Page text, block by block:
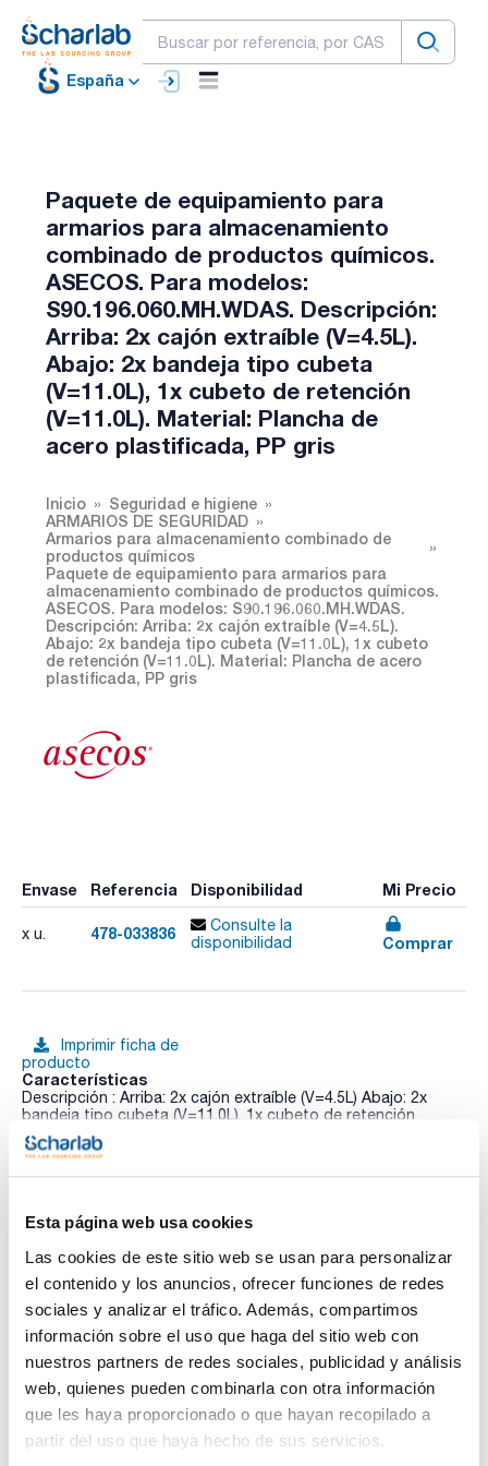
Esta página web usa cookies
Las cookies de este sitio web se usan para personalizar
el contenido y los anuncios, ofrecer funciones de redes
sociales y analizar el tráfico. Además, compartimos
información sobre el uso que haga del sitio web con
nuestros partners de redes sociales, publicidad y análisis
web, quienes pueden combinarla con otra información
que les haya proporcionado o que hayan recopilado a
partir del uso que haya hecho de sus servicios.
España
Paquete de equipamiento para
armarios para almacenamiento
combinado de productos químicos.
ASECOS. Para modelos:
S90.196.060.MH.WDAS. Descripción:
Arriba: 2x cajón extraíble (V=4.5L).
Abajo: 2x bandeja tipo cubeta
(V=11.0L), 1x cubeto de retención
(V=11.0L). Material: Plancha de
acero plastificada, PP gris
Inicio
Seguridad e higiene
ARMARIOS DE SEGURIDAD
Armarios para almacenamiento combinado de
productos químicos
Paquete de equipamiento para armarios para
almacenamiento combinado de productos químicos.
ASECOS. Para modelos: S90.196.060.MH.WDAS.
Descripción: Arriba: 2x cajón extraíble (V=4.5L).
Abajo: 2x bandeja tipo cubeta (V=11.0L), 1x cubeto
de retención (V=11.0L). Material: Plancha de acero
plastificada, PP gris
Envase Referencia Disponibilidad Mi Precio
x u. 478-033836
Consulte la
disponibilidad
Comprar
Imprimir ficha de
producto
Características
Descripción : Arriba: 2x cajón extraíble (V=4.5L) Abajo: 2x
bandeja tipo cubeta (V=11.0L), 1x cubeto de retención
(V=11.0L)
Material : Plancha de acero plastificada, PP gris
Armario de seguridad con resistencia al fuego según norma
UNE EN-14470-1 (Tipo 90 / 90 minutos de resistencia al
fuego) con puerta batiente apto para el almacenamiento de
líquidos inflamables y corrosivos en lugares de trabajo.
Dispone de compartimentos separados para un correcto
almacenamiento de productos agresivos, en particular
ácidos y bases.
Cumple con los requisitos exigidos por la APQ-MIE-ITC-10
publicados en el RD 656 / 2017.
Para modelos bajos:
- Construcción sólida y duradera: Cuerpo exterior fabricado
en plancha de acero plastificada
- Cómodo y seguro: Las puertas y el cajón permanecen
Ver más
Documentación técnica
TDS / Ficha técnica
Regístrate para
descargas
COA
Regístrate para
descargas
SDS/ Hoja de seguridad
Regístrate para
descargas